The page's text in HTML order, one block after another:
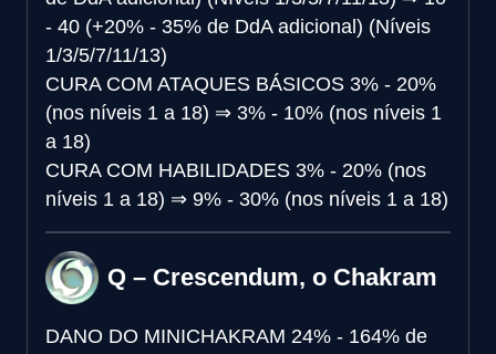
- 40 (+20% - 35% de DdA adicional) (Níveis
1/3/5/7/11/13)
CURA COM ATAQUES BÁSICOS 3% - 20%
(nos níveis 1 a 18) ⇒ 3% - 10% (nos níveis 1
a 18)
CURA COM HABILIDADES 3% - 20% (nos
níveis 1 a 18) ⇒ 9% - 30% (nos níveis 1 a 18)
Q – Crescendum, o Chakram
DANO DO MINICHAKRAM 24% - 164% de